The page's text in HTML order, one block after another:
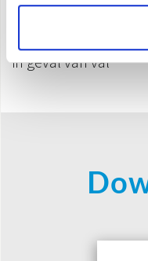
Handgreep op de
Anti-
in geval van val